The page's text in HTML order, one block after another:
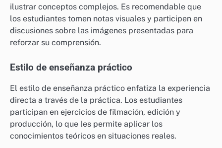
ilustrar conceptos complejos. Es recomendable que
los estudiantes tomen notas visuales y participen en
discusiones sobre las imágenes presentadas para
reforzar su comprensión.
Estilo de enseñanza práctico
El estilo de enseñanza práctico enfatiza la experiencia
directa a través de la práctica. Los estudiantes
participan en ejercicios de filmación, edición y
producción, lo que les permite aplicar los
conocimientos teóricos en situaciones reales.